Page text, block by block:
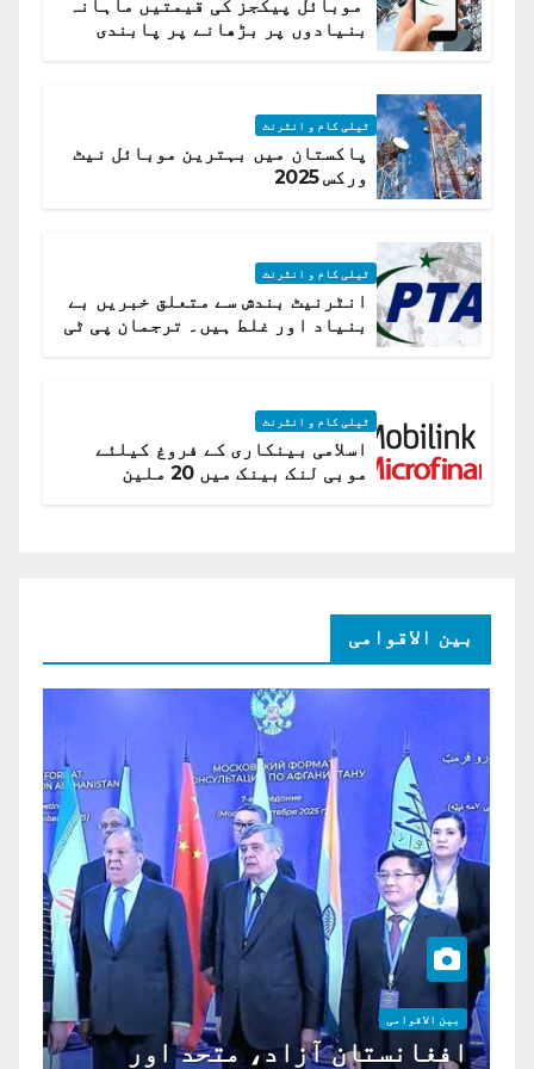
موبائل پیکجز کی قیمتیں ماہانہ
بنیادوں پر بڑھانے پر پابندی
ٹیلی کام و انٹرنٹ
پاکستان میں بہترین موبائل نیٹ
ورکس 2025
ٹیلی کام و انٹرنٹ
انٹرنیٹ بندش سے متعلق خبریں بے
بنیاد اور غلط ہیں۔ ترجمان پی ٹی
ٹیلی کام و انٹرنٹ
اسلامی بینکاری کے فروغ کیلئے
موبی لنک بینک میں 20 ملین
بین الاقوامی
بین الاقوامی
افغانستان آزاد، متحد اور